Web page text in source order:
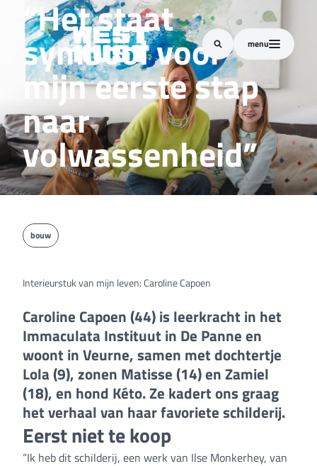
menu
“Het staat
symbool voor
mijn eerste stap
naar
volwassenheid”
bouw
Interieurstuk van mijn leven: Caroline Capoen
Caroline Capoen (44) is leerkracht in het
Immaculata Instituut in De Panne en
woont in Veurne, samen met dochtertje
Lola (9), zonen Matisse (14) en Zamiel
(18), en hond Kéto. Ze kadert ons graag
het verhaal van haar favoriete schilderij.
Eerst niet te koop
“Ik heb dit schilderij, een werk van Ilse Monkerhey, van